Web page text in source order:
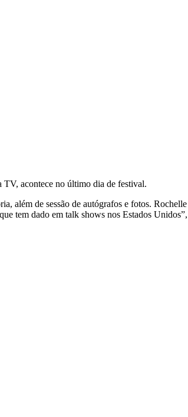
TV, acontece no último dia de festival.
além de sessão de autógrafos e fotos.
tem dado em talk shows nos Estados